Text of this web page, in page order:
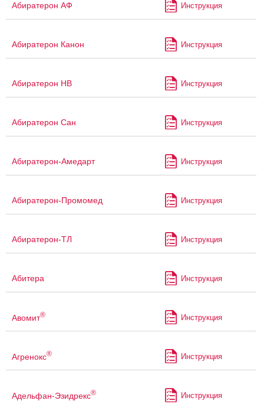
Абиратерон АФ Инструкция
Абиратерон Канон Инструкция
Абиратерон НВ Инструкция
Абиратерон Сан Инструкция
Абиратерон-Амедарт Инструкция
Абиратерон-Промомед Инструкция
Абиратерон-ТЛ Инструкция
Абитера Инструкция
Авомит® Инструкция
Агренокс® Инструкция
Адельфан-Эзидрекс® Инструкция